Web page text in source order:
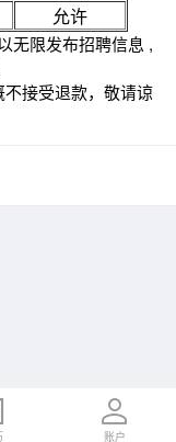
允许
无限发布招聘信息 ,
接受退款，敬请谅
账户